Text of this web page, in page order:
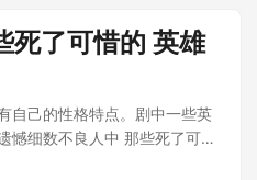
死了可惜的 英雄
自己的性格特点。剧中一些英
憾细数不良人中 那些死了可惜
在该...